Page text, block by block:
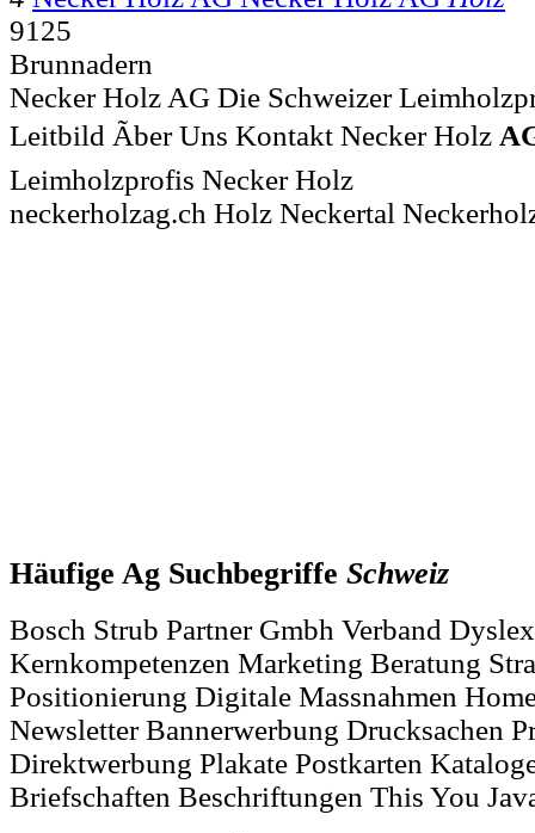
9125
Brunnadern
Necker Holz AG Die Schweizer
Leitbild Ãber Uns Kontakt Necker Holz
Leimholzprofis Necker Holz
neckerholzag.ch Holz Neckertal
Häufige Ag Suchbegriffe Schweiz
Bosch Strub Partner Gmbh Verband
Kernkompetenzen Marketing Beratung
Positionierung Digitale Massnahmen
Newsletter Bannerwerbung Drucksachen
Direktwerbung Plakate Postkarten
Briefschaften Beschriftungen This You